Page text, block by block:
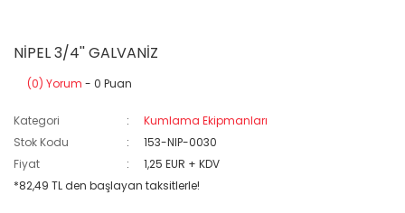
NİPEL 3/4'' GALVANİZ
(0) Yorum - 0 Puan
Kategori
Kumlama Ekipmanları
Stok Kodu
153-NIP-0030
Fiyat
1,25 EUR + KDV
*82,49 TL den başlayan taksitlerle!